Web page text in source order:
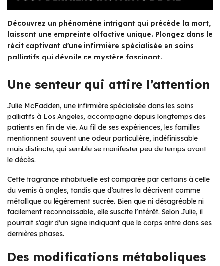
Découvrez un phénomène intrigant qui précède la mort,
laissant une empreinte olfactive unique. Plongez dans le
récit captivant d'une infirmière spécialisée en soins
palliatifs qui dévoile ce mystère fascinant.
Une senteur qui attire l’attention
Julie McFadden, une infirmière spécialisée dans les soins
palliatifs à Los Angeles, accompagne depuis longtemps des
patients en fin de vie. Au fil de ses expériences, les familles
mentionnent souvent une odeur particulière, indéfinissable
mais distincte, qui semble se manifester peu de temps avant
le décès.
Cette fragrance inhabituelle est comparée par certains à celle
du vernis à ongles, tandis que d’autres la décrivent comme
métallique ou légèrement sucrée. Bien que ni désagréable ni
facilement reconnaissable, elle suscite l’intérêt. Selon Julie, il
pourrait s’agir d’un signe indiquant que le corps entre dans ses
dernières phases.
Des modifications métaboliques